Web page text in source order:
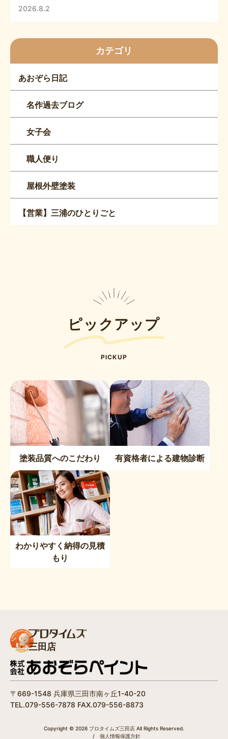
2026.8.2
カテゴリ
あおぞら日記
名作過去ブログ
女子会
職人便り
屋根外壁塗装
【営業】三浦のひとりごと
ピックアップ
PICKUP
塗装品質へのこだわり 有資格者による建物診断
わかりやすく納得の見積
もり
三田店
〒669-1548 兵庫県三田市南ヶ丘1-40-20
TEL.079-556-7878 FAX.079-556-8873
Copyright © 2026 プロタイムズ三田店 All Rights Reserved.
/
個人情報保護方針